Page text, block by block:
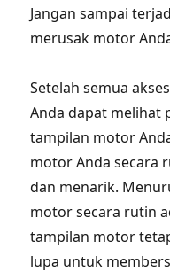
Jangan sampai
merusak motor
Setelah semua
Anda dapat melihat
tampilan motor
motor Anda secara
dan menarik.
motor secara rutin
tampilan motor
lupa untuk